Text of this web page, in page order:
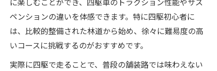
ペンションの違いを体感できます。特に四駆初心者に
は、比較的整備された林道から始め、徐々に難易度の高
いコースに挑戦するのがおすすめです。
実際に四駆で走ることで、普段の舗装路では味わえない